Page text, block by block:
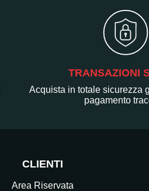
TRANSAZIONI
Acquista in totale sicurezza
pagamento
CLIENTI
Area Riservata